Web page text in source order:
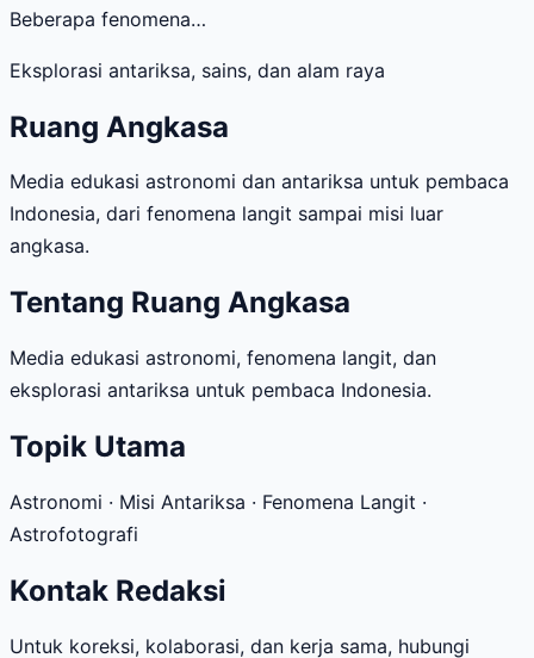
Beberapa fenomena…
Eksplorasi antariksa, sains, dan alam raya
Ruang Angkasa
Media edukasi astronomi dan antariksa untuk pembaca
Indonesia, dari fenomena langit sampai misi luar
angkasa.
Tentang Ruang Angkasa
Media edukasi astronomi, fenomena langit, dan
eksplorasi antariksa untuk pembaca Indonesia.
Topik Utama
Astronomi · Misi Antariksa · Fenomena Langit ·
Astrofotografi
Kontak Redaksi
Untuk koreksi, kolaborasi, dan kerja sama, hubungi